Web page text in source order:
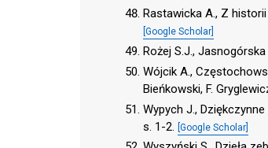
Rastawicka A., Z
[Google Scholar]
Rożej S.J.,
Wójcik A.,
Bieńkowski, F.
Wypych J., Dziękczynne
s. 1-2. [Google Scholar]